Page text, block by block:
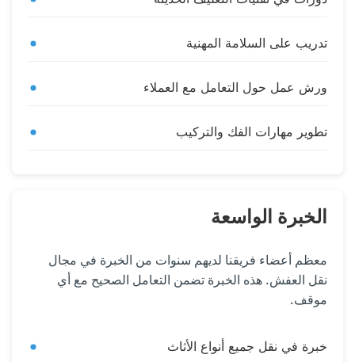
تدريب على السلامة المهنية
ورش عمل حول التعامل مع العملاء
تطوير مهارات الفك والتركيب
الخبرة الواسعة
معظم أعضاء فريقنا لديهم سنوات من الخبرة في مجال
نقل العفش. هذه الخبرة تضمن التعامل الصحيح مع أي
موقف.
خبرة في نقل جميع أنواع الأثاث